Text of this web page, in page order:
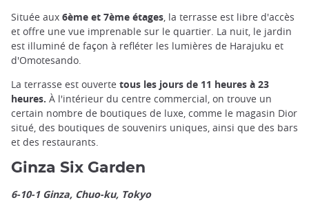
Située aux 6ème et 7ème étages , la terrasse est libre d'accès
et offre une vue imprenable sur le quartier. La nuit, le jardin
est illuminé de façon à refléter les lumières de Harajuku et
d'Omotesando.
La terrasse est ouverte tous les jours de 11 heures à 23
heures. À l'intérieur du centre commercial, on trouve un
certain nombre de boutiques de luxe, comme le magasin Dior
situé, des boutiques de souvenirs uniques, ainsi que des bars
et des restaurants.
Ginza Six Garden
6-10-1 Ginza, Chuo-ku, Tokyo